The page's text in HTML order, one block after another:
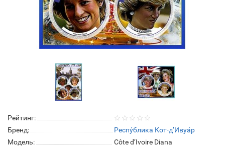
Рейтинг:
Бренд:
Респу́блика Кот-д’Ивуа́р
Модель:
Côte d’Ivoire Diana